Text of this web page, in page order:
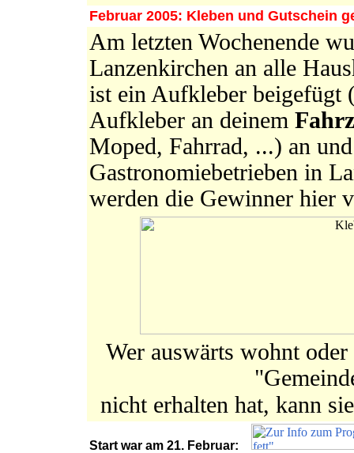
Februar 2005: Kleben und Gutschein
Am letzten Wochenende
Lanzenkirchen an alle
ist ein Aufkleber beigefügt
Aufkleber an deinem
Moped, Fahrrad, ...) an
Gastronomiebetrieben in
werden die Gewinner hier
Wer auswärts wohnt
nicht erhalten hat, kann
Start war am 21. Februar: